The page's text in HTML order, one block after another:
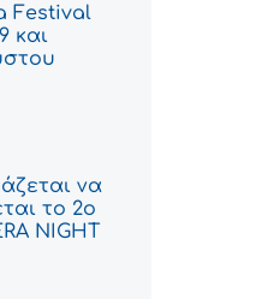
Festival
και
να
το 2ο
NIGHT